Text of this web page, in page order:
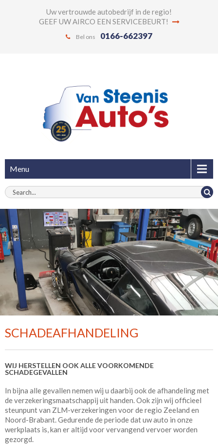
Uw vertrouwde autobedrijf in de regio!
GEEF UW AIRCO EEN SERVICEBEURT!
Bel ons 0166-662397
Menu
SCHADEAFHANDELING
WIJ HERSTELLEN OOK ALLE VOORKOMENDE
SCHADEGEVALLEN
In bijna alle gevallen nemen wij u daarbij ook de afhandeling met
de verzekeringsmaatschappij uit handen. Ook zijn wij officieel
steunpunt van ZLM-verzekeringen voor de regio Zeeland en
Noord-Brabant. Gedurende de periode dat uw auto in onze
werkplaats is, kan er altijd voor vervangend vervoer worden
gezorgd.